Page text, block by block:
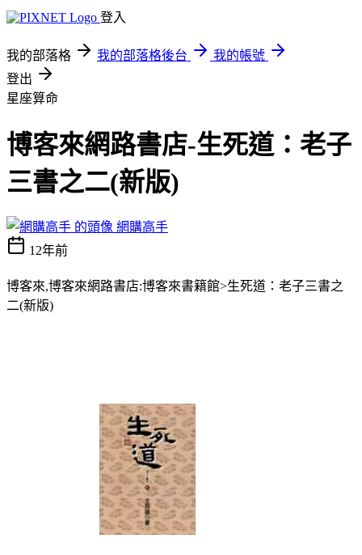
登入
我的部落格 我的部落格後台
我的帳號
登出
星座算命
博客來網路書店-生死道：老子
三書之二(新版)
網購高手
12年前
博客來,博客來網路書店:博客來書籍館>生死道：老子三書之
二(新版)